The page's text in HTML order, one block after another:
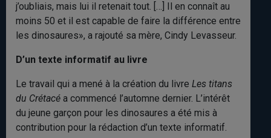
j’oubliais, mais lui il retenait tout. […] Il en connaît au
moins 50 et il est capable de faire la différence entre
les dinosaures», a rajouté sa mère, Cindy Levasseur.
D’un texte informatif au livre
Le travail qui a mené à la création du livre Les titans
du Crétacé a commencé l’automne dernier. L’intérêt
du jeune garçon pour les dinosaures a été mis à
contribution pour la rédaction d’un texte informatif.